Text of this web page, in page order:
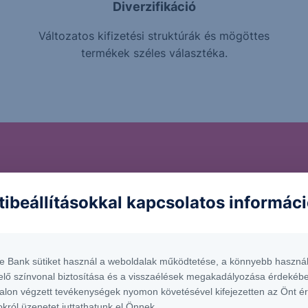
Diverzifikáció
Változatos kifizetési struktúrák és mögöttes
termékek széles választéka.
rejthetnek
Strukturált Értékpapírok?
a termékbe, fontos, hogy tisztában légy a vele
kapcsolatos
Bank sütiket használ a weboldalak működtetése, a könnyebb
színvonal biztosítása és a visszaélések megakadályozása
végzett tevékenységek nyomon követésével kifejezetten az Önt